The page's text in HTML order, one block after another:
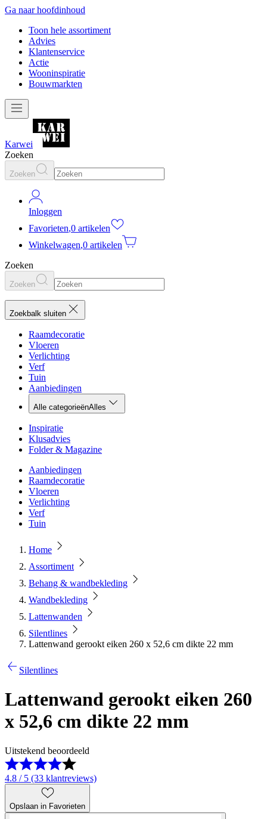
Ga naar hoofdinhoud
Toon hele assortiment
Advies
Klantenservice
Actie
Wooninspiratie
Bouwmarkten
Karwei
Zoeken
Zoeken
Inloggen
Favorieten,0 artikelen
Winkelwagen,0 artikelen
Zoeken
Zoeken
Zoekbalk sluiten
Raamdecoratie
Vloeren
Verlichting
Verf
Tuin
Aanbiedingen
Alle categorieënAlles
Inspiratie
Klusadvies
Folder & Magazine
Aanbiedingen
Raamdecoratie
Vloeren
Verlichting
Verf
Tuin
Home
Assortiment
Behang & wandbekleding
Wandbekleding
Lattenwanden
Silentlines
Lattenwand gerookt eiken 260 x 52,6 cm dikte 22 mm
Silentlines
Lattenwand gerookt eiken 260
x 52,6 cm dikte 22 mm
Uitstekend beoordeeld
4.8 / 5 (33 klantreviews)
Opslaan in Favorieten